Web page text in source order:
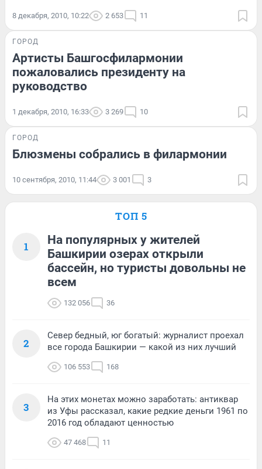
8 декабря, 2010, 10:22 2 653 11
ГОРОД
Артисты Башгосфилармонии
пожаловались президенту на
руководство
1 декабря, 2010, 16:33 3 269 10
ГОРОД
Блюзмены собрались в филармонии
10 сентября, 2010, 11:44 3 001 3
ТОП 5
1
На популярных у жителей
Башкирии озерах открыли
бассейн, но туристы довольны не
всем
132 056 36
2
Север бедный, юг богатый: журналист проехал
все города Башкирии — какой из них лучший
106 553 168
3
На этих монетах можно заработать: антиквар
из Уфы рассказал, какие редкие деньги 1961 по
2016 год обладают ценностью
47 468 11